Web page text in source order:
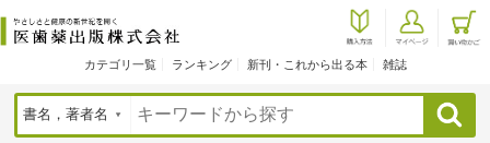
カテゴリ一覧 ランキング 新刊・これから出る本 雑誌
検索